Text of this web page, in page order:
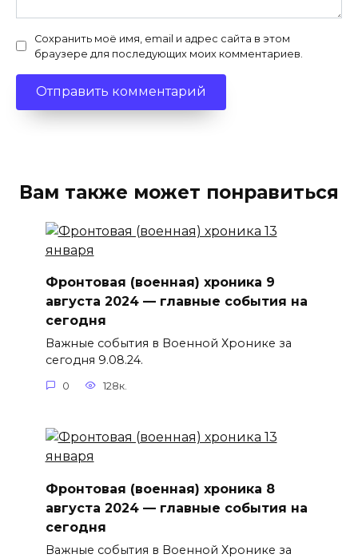
Сохранить моё имя, email и адрес сайта в этом
браузере для последующих моих комментариев.
Вам также может понравиться
Фронтовая (военная) хроника 9
августа 2024 — главные события на
сегодня
Важные события в Военной Хронике за
сегодня 9.08.24.
0 128к.
Фронтовая (военная) хроника 8
августа 2024 — главные события на
сегодня
Важные события в Военной Хронике за